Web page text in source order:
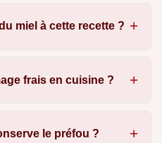
miel à cette recette ?
frais en cuisine ?
le préfou ?